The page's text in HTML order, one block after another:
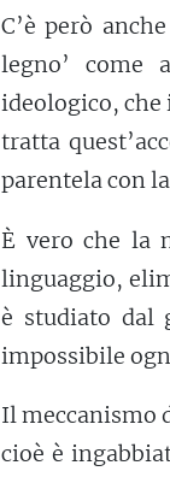
C’è però
legno’ come
ideologico,
tratta
parentela con
È vero che la
linguaggio,
è studiato dal
impossibile
Il meccanismo
cioè è